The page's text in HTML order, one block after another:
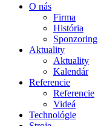
O nás
Firma
História
Sponzoring
Aktuality
Aktuality
Kalendár
Referencie
Referencie
Videá
Technológie